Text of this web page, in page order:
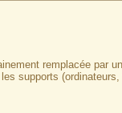
remplacée par
supports